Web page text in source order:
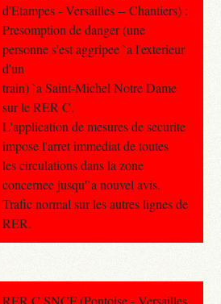
d'Etampes - Versailles -- Chantiers) :
Presomption de danger (une
personne s'est aggripee `a l'exterieur
d'un
train) `a Saint-Michel Notre Dame
sur le RER C.
L'application de mesures de securite
impose l'arret immediat de toutes
les circulations dans la zone
concernee jusqu'`a nouvel avis.
Trafic normal sur les autres lignes de
RER.
RER C SNCF (Pontoise - Versailles